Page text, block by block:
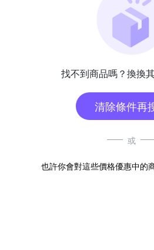
找不到商品嗎？換換
清除條件再
或
也許你會對這些價格優惠中的